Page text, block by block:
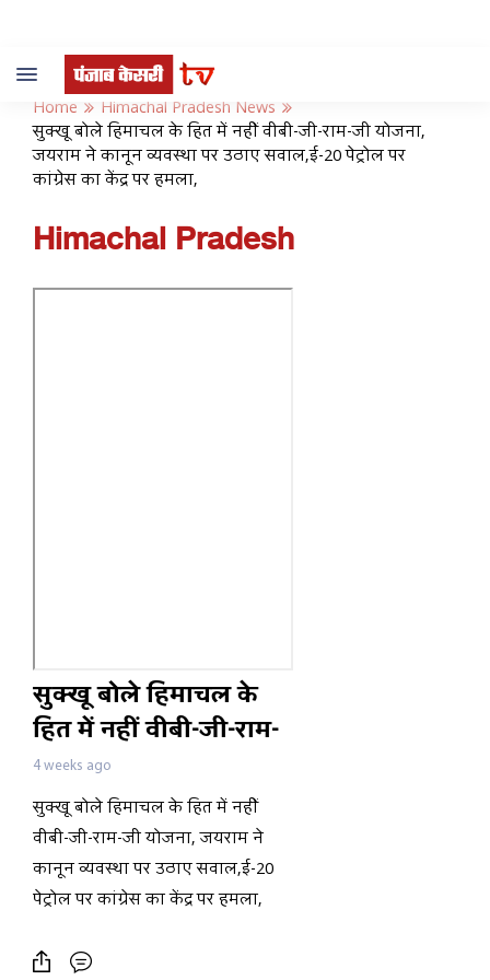
Toggle
navigation
Home
Himachal Pradesh News
सुक्खू बोले हिमाचल के हित में नहीं वीबी-जी-राम-जी योजना,
जयराम ने कानून व्यवस्था पर उठाए सवाल,ई-20 पेट्रोल पर
कांग्रेस का केंद्र पर हमला,
Himachal Pradesh
सुक्खू बोले हिमाचल के
हित में नहीं वीबी-जी-राम-
जी योजना, जयराम ने
कानून व्यवस्था पर उठाए
सवाल,ई-20 पेट्रोल पर
कांग्रेस का केंद्र पर हमला,
4 weeks ago
सुक्खू बोले हिमाचल के हित में नहीं
वीबी-जी-राम-जी योजना, जयराम ने
कानून व्यवस्था पर उठाए सवाल,ई-20
पेट्रोल पर कांग्रेस का केंद्र पर हमला,
कांग्रेस का दोहरा चरित्र,महिला की मौत